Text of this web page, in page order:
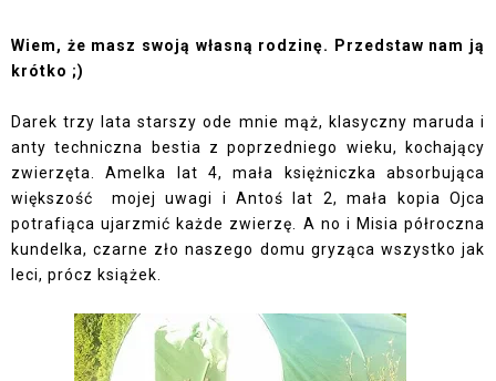
Wiem, że masz swoją własną rodzinę. Przedstaw nam ją
krótko ;)
Darek trzy lata starszy ode mnie mąż, klasyczny maruda i
anty techniczna bestia z poprzedniego wieku, kochający
zwierzęta. Amelka lat 4, mała księżniczka absorbująca
większość
mojej uwagi i Antoś lat 2, mała kopia Ojca
potrafiąca ujarzmić każde zwierzę. A no i Misia półroczna
kundelka, czarne zło naszego domu gryząca wszystko jak
leci, prócz książek.